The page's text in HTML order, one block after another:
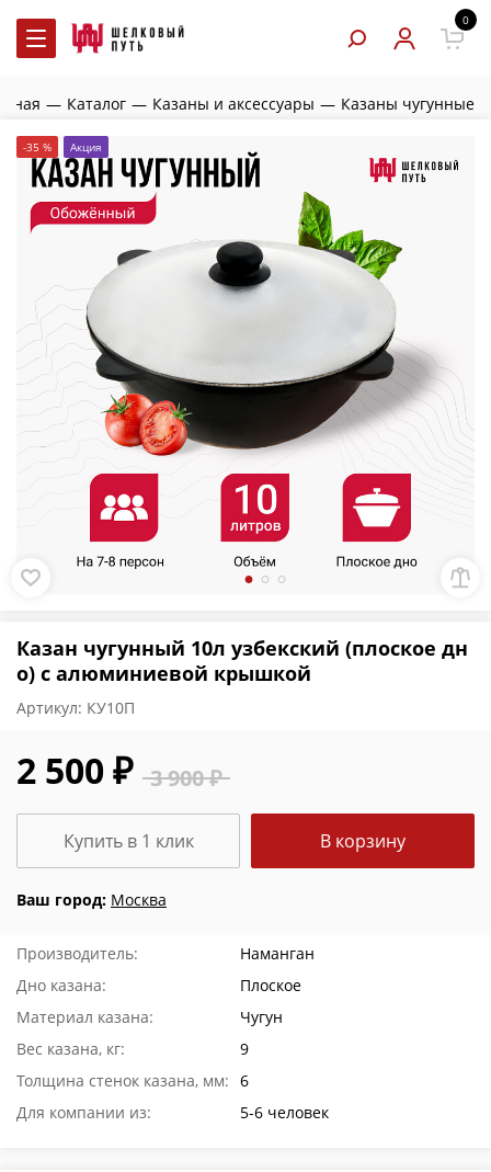
0
— Каталог — Казаны и аксессуары — Казаны чугунные
-35 % Акция
Казан чугунный 10л узбекский (плоское дн
о) с алюминиевой крышкой
Артикул: КУ10П
3 900 ₽
2 500 ₽
Ваш город: Москва
В корзину
Купить в 1 клик
Производитель:
Наманган
Дно казана:
Плоское
Материал казана:
Чугун
Вес казана, кг:
9
Толщина стенок казана, мм: 6
Для компании из:
5-6 человек